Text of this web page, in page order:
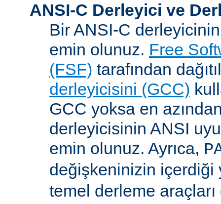
ANSI-C Derleyici ve
Bir ANSI-C
emin olunuz. Free
(FSF) tarafından
derleyicisini (GCC)
GCC yoksa en azından
derleyicisinin ANSI
emin olunuz. Ayrıca,
değişkeninizin
temel derleme araçları